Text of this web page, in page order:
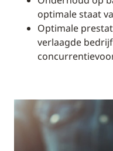
optimale staat
Optimale
verlaagde